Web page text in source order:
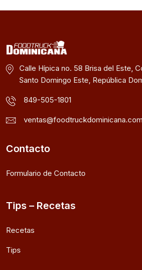
Calle Hípica no. 58 Brisa del Este,
Santo Domingo Este, República
849-505-1801
ventas@foodtruckdominicana.com
Contacto
Formulario de Contacto
Tips – Recetas
Recetas
Tips